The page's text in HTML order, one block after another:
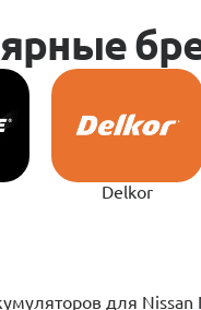
Delkor
для Nissan